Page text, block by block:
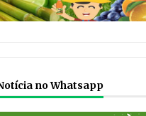
no Whatsapp